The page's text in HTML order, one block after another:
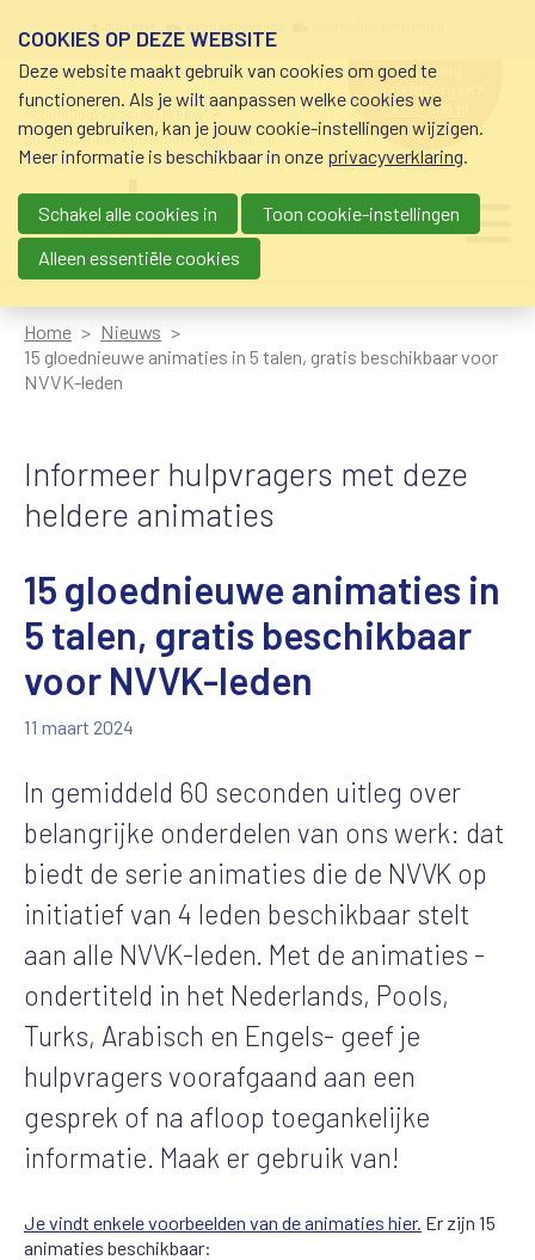
schuldhulp • sociaal krediet •
budgetbeheer • beschermingsbewind
hulp nodig
bij geldzorgen?
0800-8115.nl
Main navigation
Home
Nieuws
15 gloednieuwe animaties in 5 talen, gratis beschikbaar voor
NVVK-leden
Informeer hulpvragers met deze
heldere animaties
15 gloednieuwe animaties in
5 talen, gratis beschikbaar
voor NVVK-leden
11 maart 2024
In gemiddeld 60 seconden uitleg over
belangrijke onderdelen van ons werk: dat
biedt de serie animaties die de NVVK op
initiatief van 4 leden beschikbaar stelt
aan alle NVVK-leden. Met de animaties -
ondertiteld in het Nederlands, Pools,
Turks, Arabisch en Engels- geef je
hulpvragers voorafgaand aan een
gesprek of na afloop toegankelijke
informatie. Maak er gebruik van!
Je vindt enkele voorbeelden van de animaties hier. Er zijn 15
animaties beschikbaar:
COOKIES OP DEZE WEBSITE
Deze website maakt gebruik van cookies om goed te
functioneren. Als je wilt aanpassen welke cookies we
mogen gebruiken, kan je jouw cookie-instellingen wijzigen.
Meer informatie is beschikbaar in onze privacyverklaring.
Schakel alle cookies in
Toon cookie-instellingen
Alleen essentiële cookies